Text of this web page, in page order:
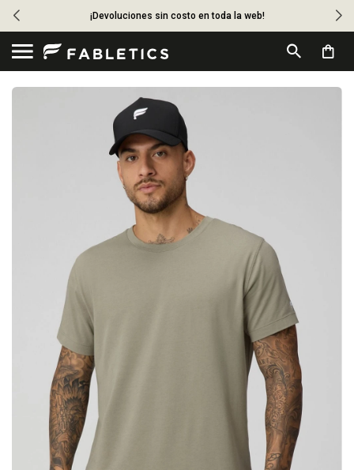
¡Devoluciones sin costo en toda la web!
